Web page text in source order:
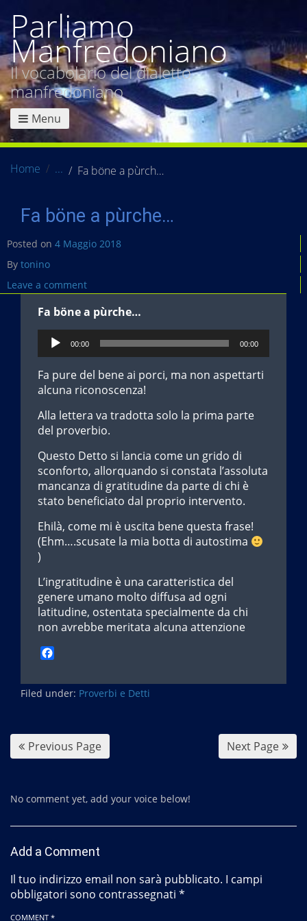
Parliamo
Manfredoniano
Il vocabolario del dialetto
manfredoniano
Menu
Home Fa böne a pùrche…
Fa böne a pùrche…
Posted on 4 Maggio 2018
By tonino
Leave a comment
Fa böne a pùrche…
Audio
Player
00:00 00:00
Fa pure del bene ai porci, ma non aspettarti
alcuna riconoscenza!
Alla lettera va tradotta solo la prima parte
del proverbio.
Questo Detto si lancia come un grido di
sconforto, allorquando si constata l’assoluta
mancanza di gratitudine da parte di chi è
stato beneficiato dal proprio intervento.
Ehilà, come mi è uscita bene questa frase!
(Ehm….scusate la mia botta di autostima
)
L’ingratitudine è una caratteristica del
genere umano molto diffusa ad ogni
latitudine, ostentata specialmente da chi
non avrebbe meritata alcuna attenzione
c
e
o
k
Filed under: Proverbi e Detti
Previous Page Next Page
No comment yet, add your voice below!
Add a Comment
Il tuo indirizzo email non sarà pubblicato. I campi
obbligatori sono contrassegnati *
COMMENT *